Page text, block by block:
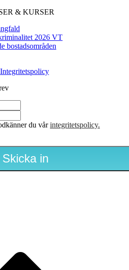
& KURSER
2026 VT
bostadsområden
Integritetspolicy
du vårintegritetspolicy.